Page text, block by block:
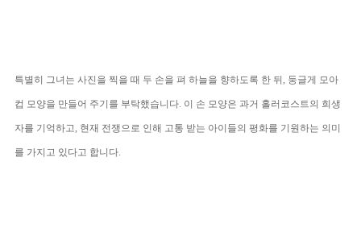
특별히 그녀는 사진을 찍을 때 두 손을 펴 하늘을 향하도록 한 뒤, 둥글게 모아
컵 모양을 만들어 주기를 부탁했습니다. 이 손 모양은 과거 홀러코스트의 희생
자를 기억하고, 현재 전쟁으로 인해 고통 받는 아이들의 평화를 기원하는 의미
를 가지고 있다고 합니다.